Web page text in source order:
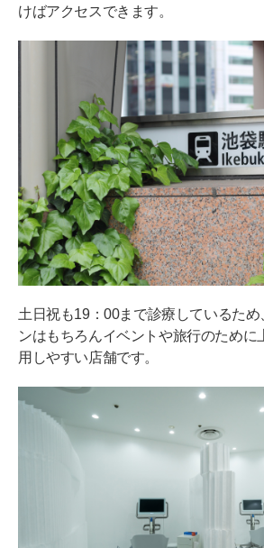
けばアクセスできます。
土日祝も19：00まで診療しているた
ンはもちろんイベントや旅行のために
用しやすい店舗です。